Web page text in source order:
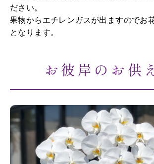
ださい。
果物からエチレンガスが出ますのでお
となります。
お彼岸のお供